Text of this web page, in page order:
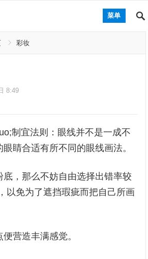
菜单
彩妆
8:49
制宜法则：眼线并不是一成不
睛合适有所不同的眼线画法。
底，那么不妨自由选择出错率较
以免为了遮挡瑕疵而把自己所画
营造丰满感觉。